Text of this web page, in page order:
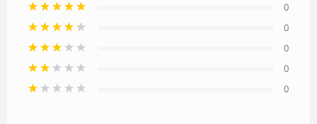
0
0
0
0
0